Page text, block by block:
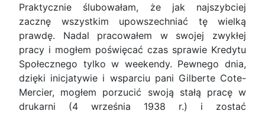
Praktycznie ślubowałam, że jak najszybciej
zacznę wszystkim upowszechniać tę wielką
prawdę. Nadal pracowałem w swojej zwykłej
pracy i mogłem poświęcać czas sprawie Kredytu
Społecznego tylko w weekendy. Pewnego dnia,
dzięki inicjatywie i wsparciu pani Gilberte Cote-
Mercier, mogłem porzucić swoją stałą pracę w
drukarni (4 września 1938 r.) i zostać